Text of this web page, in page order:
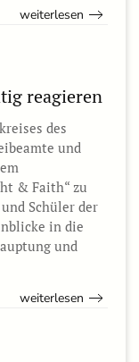
weiterlesen
reagieren
des
und
& Faith“ zu
Schüler der
in die
und
weiterlesen